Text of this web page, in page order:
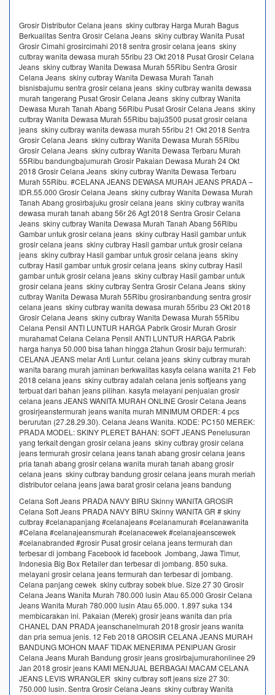
Grosir Distributor Celana jeans skiny cutbray Harga Murah Bagus
Berkualitas Sentra Grosir Celana Jeans skiny cutbray Wanita Pusat
Grosir Cimahi grosircimahi 2018 sentra grosir celana jeans skiny
cutbray wanita dewasa murah 55ribu 23 Okt 2018 Pusat Grosir Celana
Jeans skiny cutbray Wanita Dewasa Murah 55Ribu Sentra Grosir
Celana Jeans skiny cutbray Wanita Dewasa Murah Tanah
bisnisbajumu sentra grosir celana jeans skiny cutbray wanita dewasa
murah tangerang Pusat Grosir Celana Jeans skiny cutbray Wanita
Dewasa Murah Tanah Abang 56Ribu Pusat Grosir Celana Jeans skiny
cutbray Wanita Dewasa Murah 55Ribu baju3500 pusat grosir celana
jeans skiny cutbray wanita dewasa murah 55ribu 21 Okt 2018 Sentra
Grosir Celana Jeans skiny cutbray Wanita Dewasa Murah 55Ribu
Grosir Celana Jeans skiny cutbray Wanita Dewasa Terbaru Murah
55Ribu bandungbajumurah Grosir Pakaian Dewasa Murah 24 Okt
2018 Grosir Celana Jeans skiny cutbray Wanita Dewasa Terbaru
Murah 55Ribu. #CELANA JEANS DEWASA MURAH JEANS PRADA –
IDR.55.000 Grosir Celana Jeans skiny cutbray Wanita Dewasa Murah
Tanah Abang grosirbajuku grosir celana jeans skiny cutbray wanita
dewasa murah tanah abang 56r 26 Agt 2018 Sentra Grosir Celana
Jeans skiny cutbray Wanita Dewasa Murah Tanah Abang 56Ribu
Gambar untuk grosir celana jeans skiny cutbray Hasil gambar untuk
grosir celana jeans skiny cutbray Hasil gambar untuk grosir celana
jeans skiny cutbray Hasil gambar untuk grosir celana jeans skiny
cutbray Hasil gambar untuk grosir celana jeans skiny cutbray Hasil
gambar untuk grosir celana jeans skiny cutbray Hasil gambar untuk
grosir celana jeans skiny cutbray Sentra Grosir Celana Jeans skiny
cutbray Wanita Dewasa Murah 55Ribu grosiranbandung sentra grosir
celana jeans skiny cutbray wanita dewasa murah 55ribu 23 Okt 2018
Grosir Celana Jeans skiny cutbray Wanita Dewasa Murah 55Ribu
Celana Pensil ANTI LUNTUR HARGA Pabrik Grosir Murah Grosir
murahamat Celana Celana Pensil ANTI LUNTUR HARGA Pabrik
harga hanya 50.000 bisa tahan hingga 2tahun Grosir baju termurah:
CELANA JEANS melar Anti Luntur. celana jeans skiny cutbray murah
wanita barang murah jaminan berkwalitas kasyfa celana wanita 21 Feb
2018 celana jeans skiny cutbray adalah celana jenis softjeans yang
terbuat dari bahan jeans pilihan. kasyfa melayani penjualan grosir
celana jeans JEANS WANITA MURAH ONLINE Grosir Celana Jeans
grosirjeanstermurah jeans wanita murah MINIMUM ORDER: 4 pcs
berurutan (27.28.29.30). Celana Jeans Wanita. KODE: PC150 MEREK:
PRADA MODEL: SKINY PLERET BAHAN: SOFT JEANS Penelusuran
yang terkait dengan grosir celana jeans skiny cutbray grosir celana
jeans termurah grosir celana jeans tanah abang grosir celana jeans
pria tanah abang grosir celana wanita murah tanah abang grosir
celana jeans skiny cutbray bandung grosir celana jeans murah meriah
distributor celana jeans jawa barat grosir celana jeans bandung
Celana Soft Jeans PRADA NAVY BIRU Skinny WANITA GROSIR
Celana Soft Jeans PRADA NAVY BIRU Skinny WANITA GR # skiny
cutbray #celanapanjang #celanajeans #celanamurah #celanawanita
#Celana #celanajeansmurah #celanacewek #celanajeanscewek
#celanabranded #grosir Pusat grosir celana jeans termurah dan
terbesar di jombang Facebook id facebook Jombang, Jawa Timur,
Indonesia Big Box Retailer dan terbesar di jombang. 850 suka.
melayani grosir celana jeans termurah dan terbesar di jombang.
Celana panjang cewek skiny cutbray sobek blue. Size 27 30 Grosir
Celana Jeans Wanita Murah 780.000 lusin Atau 65.000 Grosir Celana
Jeans Wanita Murah 780.000 lusin Atau 65.000. 1.897 suka 134
membicarakan ini. Pakaian (Merek) grosir jeans wanita dan pria
CHANEL DAN PRADA jeanschanelmurah 2018 grosir jeans wanita
dan pria semua jenis. 12 Feb 2018 GROSIR CELANA JEANS MURAH
BANDUNG MOHON MAAF TIDAK MENERIMA PENIPUAN Grosir
Celana Jeans Murah Bandung grosir jeans grosirbajumurahonlinee 29
Jan 2018 grosir jeans KAMI MENJUAL BERBAGAI MACAM CELANA
JEANS LEVIS WRANGLER skiny cutbray soft jeans size 27 30:
750.000 lusin. Sentra Grosir Celana Jeans skiny cutbray Wanita